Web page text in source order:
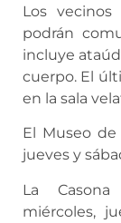
Los
podrán
incluye
cuerpo. El
en la sala
El Museo de
jueves y
La
miércoles,